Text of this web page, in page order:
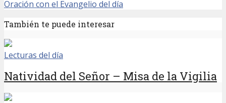
Oración con el Evangelio del día
También te puede interesar
Lecturas del día
Natividad del Señor – Misa de la Vigilia